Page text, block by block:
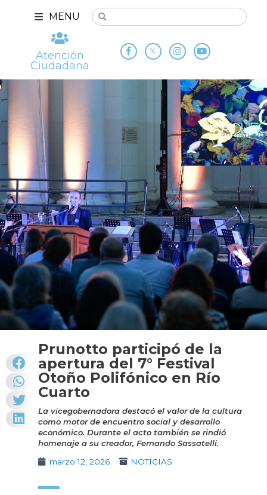
MENU
Atención
Ciudadana
Prunotto participó de la
apertura del 7° Festival
Otoño Polifónico en Río
Cuarto
La vicegobernadora destacó el valor de la cultura
como motor de encuentro social y desarrollo
económico. Durante el acto también se rindió
homenaje a su creador, Fernando Sassatelli.
marzo 12, 2026
NOTICIAS